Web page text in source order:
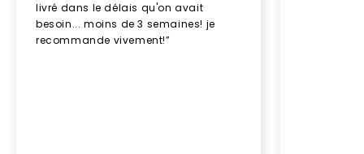
livré dans le délais qu'on avait
besoin... moins de 3 semaines! je
recommande vivement!”